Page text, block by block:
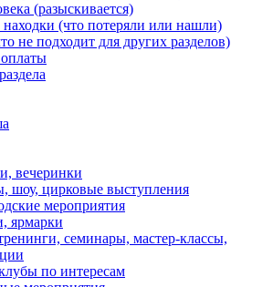
(разыскивается)
находки (что потеряли или нашли)
не подходит для других разделов)
вечеринки
шоу, цирковые выступления
мероприятия
ярмарки
семинары, мастер-классы,
по интересам